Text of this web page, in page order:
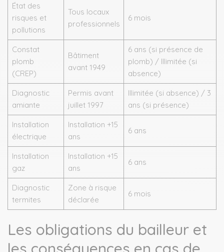
État des
risques et
pollutions
Tous locaux
professionnels
6 mois
Constat
plomb
(CREP)
Bâtiment
avant 1949
6 ans (si présence de
plomb) / Illimitée (si
absence)
Diagnostic
amiante
Permis avant
juillet 1997
Illimitée (si absence) / 3
ans (si présence)
Installation
électrique
Installation +15
ans
6 ans
Installation
gaz
Installation +15
ans
6 ans
Diagnostic
termites
Zone à risque
déclarée
6 mois
Les obligations du bailleur et